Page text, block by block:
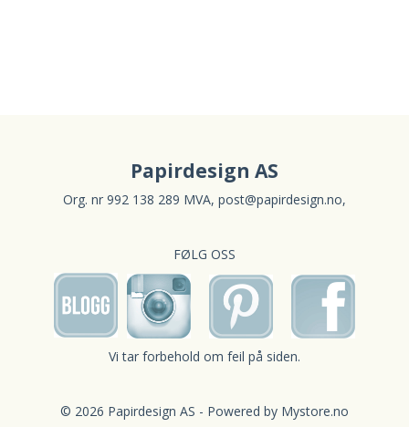
Papirdesign AS
Org. nr 992 138 289 MVA, post@papirdesign.no,
FØLG OSS
Vi tar forbehold om feil på siden.
© 2026 Papirdesign AS - Powered by Mystore.no